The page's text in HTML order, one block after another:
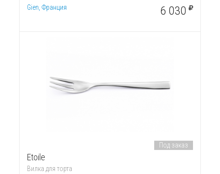
Gien, Франция
6 030
Etoile
Вилка для торта
Под заказ